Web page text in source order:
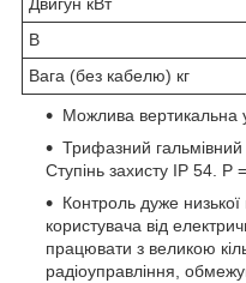
Двигун кВт
В
Вага (без кабелю) кг
Можлива вертикальна
Трифазний
Ступінь захисту IP 54. P
Контроль дуже
користувача від
працювати з великою
радіоуправління,